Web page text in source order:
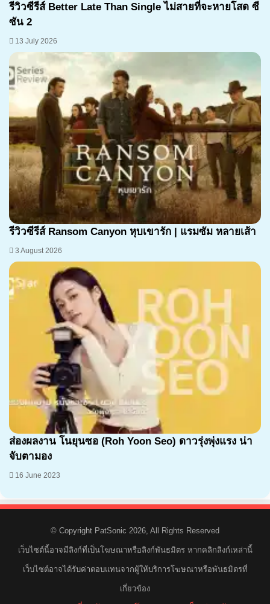
รีวิวซีรีส์ Better Late Than Single ไม่สายที่จะหายโสด ซี
ซัน 2
13 July 2026
7.1
รีวิวซีรีส์ Ransom Canyon หุบเขารัก | แรมซัม หลายเส้า
3 August 2026
ส่องผลงาน โนยุนซอ (Roh Yoon Seo) ดาวรุ่งพุ่งแรง น่า
จับตามอง
16 June 2023
© Copyright PatSonic 2026, All Rights Reserved
เว็บไซต์นี้อาจมีลิงก์ที่เป็นโฆษณาหรือลิงก์พันธมิตร หากคลิกลิงก์เหล่านี้
เว็บไซต์อาจได้รับค่าตอบแทนจากผู้ให้บริการโฆษณาหรือพันธมิตรที่
เกี่ยวข้อง